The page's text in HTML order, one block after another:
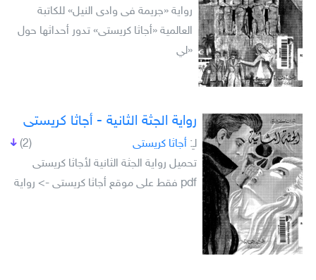
رواية «جريمة فى وادى النيل» للكاتبة
العالمية «أجاثا كريستى» تدور أحداثها حول
«لي
رواية الجثة الثانية - أجاثا كريستى
(2) لـِ: أجاثا كريستى
تحميل رواية الجثة الثانية لأجاثا كريستى
pdf فقط على موقع أجاثا كريستى -> رواية